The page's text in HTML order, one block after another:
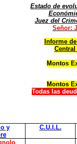
Estado de
Juez del
Señor:
Informe
Montos
Montos
Todas las
y
C.U.I.L.